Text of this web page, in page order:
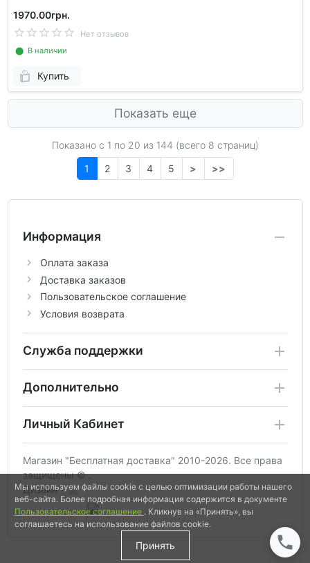
1970.00грн.
Нет отзывов
⬤ В наличии
Купить
Показать еще
Показано с 1 по 20 из 144 (всего 8 страниц)
1
2 3 4 5 > >>
Информация
Оплата заказа
Доставка заказов
Пользовательское соглашение
Условия возврата
Служба поддержки
Дополнительно
Личный Кабинет
Магазин "Бесплатная доставка" 2010-2026. Все права
защищены © .
Дизайн -
Мы используем файлы cookie с целью оптимизации работы нашего
веб-сайта. Более подробная информация содержится в документе
Пользовательское соглашение . Кликнув на «Принять», вы
соглашаетесь на использование файлов cookie.
Принять